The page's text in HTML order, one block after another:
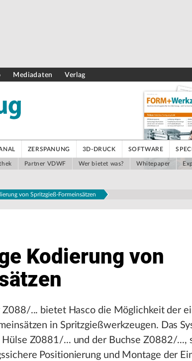
Mediadaten Verlag
ZERSPANUNG 3D-DRUCK SOFTWARE
Partner VDWF Wer bietet was? Whitepaper
von Spritzgieß-Formeinsätzen
Kodierung von
Z088/... bietet Hasco die Möglichkeit der
in Spritzgießwerkzeugen. Das
Hülse Z0881/... und der Buchse Z0882/...,
Positionierung und Montage der